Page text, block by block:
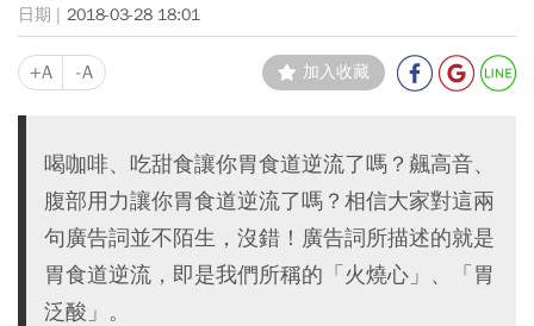
2018-03-28 18:01
+A -A 加入收藏
喝咖啡、吃甜食讓你胃食道逆流了嗎？飆高音、
腹部用力讓你胃食道逆流了嗎？相信大家對這兩
句廣告詞並不陌生，沒錯！廣告詞所描述的就是
胃食道逆流，即是我們所稱的「火燒心」、「胃
泛酸」。